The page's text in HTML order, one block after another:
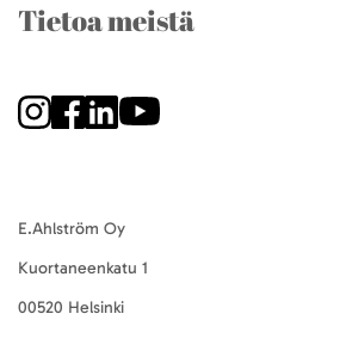
Tietoa meistä
E.Ahlström Oy
Kuortaneenkatu 1
00520 Helsinki